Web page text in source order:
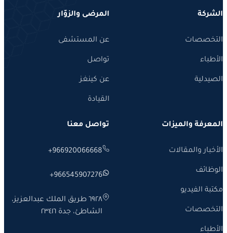
المرضى والزوّار
عن المستشفى
تواصل
عن كينغز
القيادة
والميزات
والمقالات
الفيديو
تواصل معنا
+966920066668
+966545907276
٦٩٢٨ طريق الملك عبدالعزيز،
الشاطئ، جدة ٢٣٤١٦